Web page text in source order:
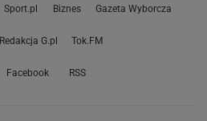
Sport.pl Biznes Gazeta Wyborcza
Redakcja G.pl Tok.FM
Facebook RSS